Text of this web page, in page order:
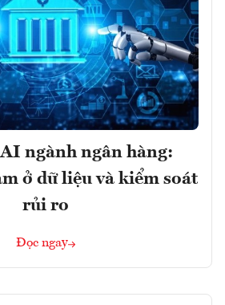
ngành ngân hàng:
ở dữ liệu và kiểm soát
rủi ro
Đọc ngay